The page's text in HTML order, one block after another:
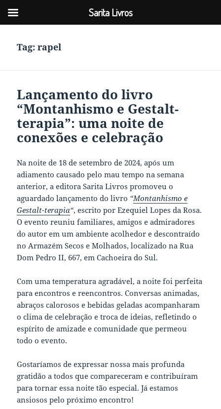
Tag:rapel
Lançamento do livro
“Montanhismo e Gestalt-
terapia”: uma noite de
conexões e celebração
Na noite de 18 de setembro de 2024, após um
adiamento causado pelo mau tempo na semana
anterior, a editora Sarita Livros promoveu o
aguardado lançamento do livro “Montanhismo e
Gestalt-terapia“, escrito por Ezequiel Lopes da Rosa.
O evento reuniu familiares, amigos e admiradores
do autor em um ambiente acolhedor e descontraído
no Armazém Secos e Molhados, localizado na Rua
Dom Pedro II, 667, em Cachoeira do Sul.
Com uma temperatura agradável, a noite foi perfeita
para encontros e reencontros. Conversas animadas,
abraços calorosos e bebidas geladas acompanharam
o clima de celebração e troca de ideias, refletindo o
espírito de amizade e comunidade que permeou
todo o evento.
Gostaríamos de expressar nossa mais profunda
gratidão a todos que compareceram e contribuíram
para tornar essa noite tão especial. Já estamos
ansiosos pelo próximo encontro!
Sarita Livros